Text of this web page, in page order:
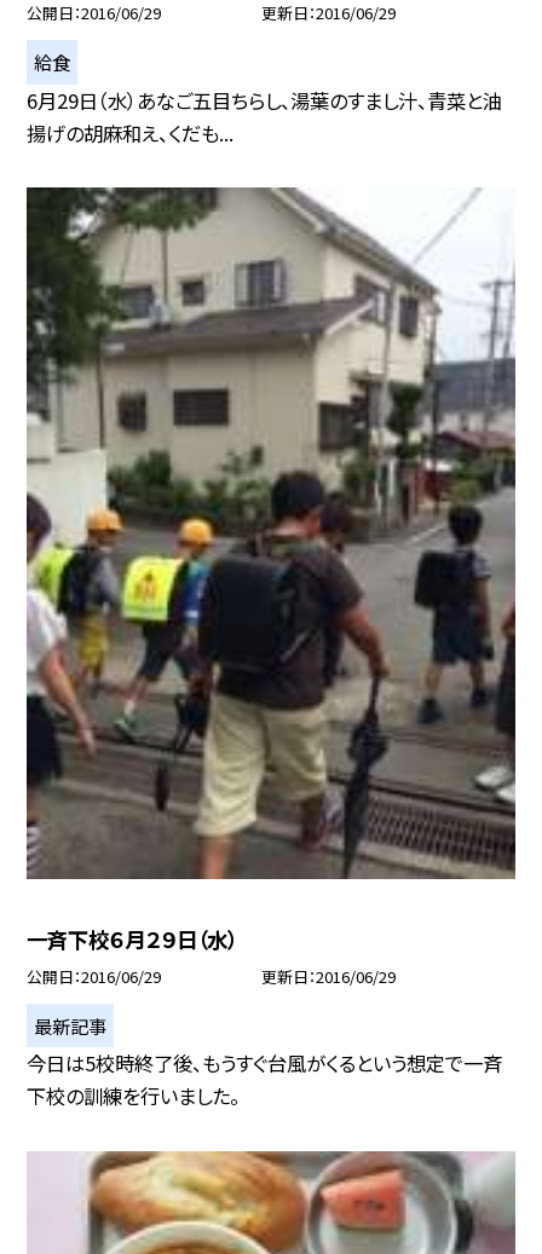
公開日 2016/06/29 更新日 2016/06/29
給食
6月29日（水）あなご五目ちらし、湯葉のすまし汁、青菜と油
揚げの胡麻和え、くだも...
一斉下校６月２９日（水）
公開日 2016/06/29 更新日 2016/06/29
最新記事
今日は5校時終了後、もうすぐ台風がくるという想定で一斉
下校の訓練を行いました。